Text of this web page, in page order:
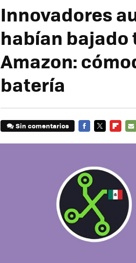
Innovadores
habían bajado
Amazon:
batería
Sin comentarios